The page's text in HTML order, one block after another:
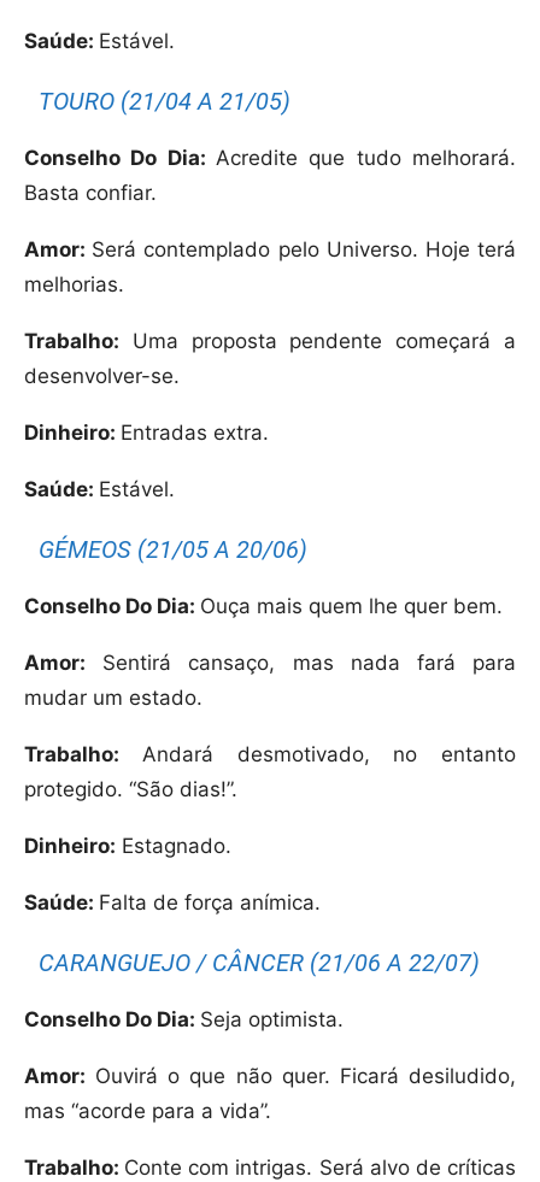
Saúde: Estável.
TOURO (21/04 A 21/05)
Conselho Do Dia: Acredite que tudo melhorará.
Basta confiar.
Amor: Será contemplado pelo Universo. Hoje terá
melhorias.
Trabalho: Uma proposta pendente começará a
desenvolver-se.
Dinheiro: Entradas extra.
Saúde: Estável.
GÉMEOS (21/05 A 20/06)
Conselho Do Dia: Ouça mais quem lhe quer bem.
Amor: Sentirá cansaço, mas nada fará para
mudar um estado.
Trabalho: Andará desmotivado, no entanto
protegido. “São dias!”.
Dinheiro: Estagnado.
Saúde: Falta de força anímica.
CARANGUEJO / CÂNCER (21/06 A 22/07)
Conselho Do Dia: Seja optimista.
Amor: Ouvirá o que não quer. Ficará desiludido,
mas “acorde para a vida”.
Trabalho: Conte com intrigas. Será alvo de críticas